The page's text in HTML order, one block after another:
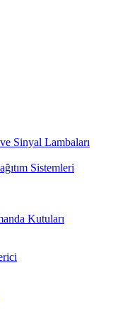
Sinyal Lambaları
Sistemleri
Kutuları